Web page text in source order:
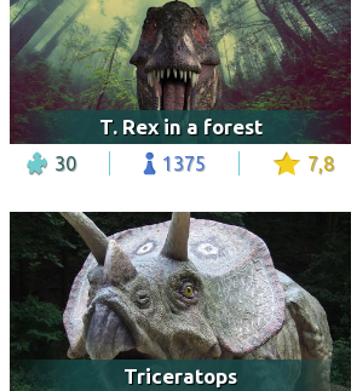
T. Rex in a forest
30 1375 7,8
Triceratops